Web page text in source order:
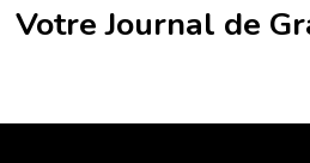
Votre Journal de